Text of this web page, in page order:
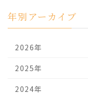
年別アーカイブ
2026年
2025年
2024年